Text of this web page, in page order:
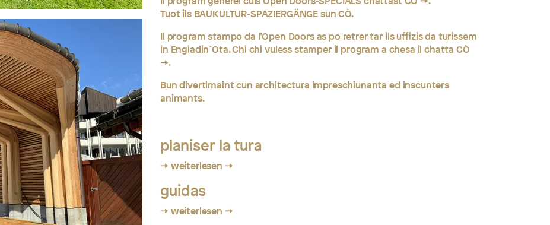
Tuot ils BAUKULTUR-SPAZIERGÄNGE sun CÒ.
Il program stampo da l’Open Doors as po retrer tar ils uffizis da turissem
in Engiadin`Ota. Chi chi vuless stamper il program a chesa il chatta CÒ
.
Bun divertimaint cun architectura impreschiunanta ed inscunters
animants.
planiser la tura
→ weiterlesen
guidas
→ weiterlesen